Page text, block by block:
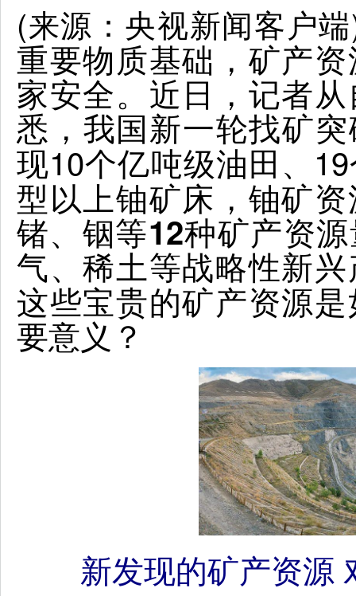
(来源：央视新闻客户
重要物质基础，矿产
家安全。近日，记者
悉， 我国新一轮找矿
现10个亿吨级油田、
型以上铀矿床， 铀矿
锗、铟等12种矿产资
气、稀土等战略性新
这些宝贵的矿产资源
要意义？
新发现的矿产资源